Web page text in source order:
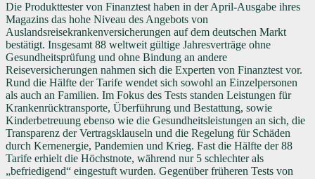
Die Produkttester von Finanztest haben in der April-Ausgabe ihres
Magazins das hohe Niveau des Angebots von
Auslandsreisekrankenversicherungen auf dem deutschen Markt
bestätigt. Insgesamt 88 weltweit gültige Jahresverträge ohne
Gesundheitsprüfung und ohne Bindung an andere
Reiseversicherungen nahmen sich die Experten von Finanztest vor.
Rund die Hälfte der Tarife wendet sich sowohl an Einzelpersonen
als auch an Familien. Im Fokus des Tests standen Leistungen für
Krankenrücktransporte, Überführung und Bestattung, sowie
Kinderbetreuung ebenso wie die Gesundheitsleistungen an sich, die
Transparenz der Vertragsklauseln und die Regelung für Schäden
durch Kernenergie, Pandemien und Krieg. Fast die Hälfte der 88
Tarife erhielt die Höchstnote, während nur 5 schlechter als
„befriedigend“ eingestuft wurden. Gegenüber früheren Tests von